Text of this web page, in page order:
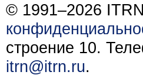
© 1991–2026
строение 10.
itrn@itrn.ru.